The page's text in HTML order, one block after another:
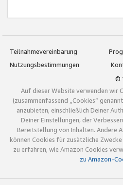
Teilnahmevereinbarung
Nutzungsbestimmungen
©
Auf dieser Website verwenden wir
(zusammenfassend „Cookies“
anzubieten, einschließlich Deiner
Deiner Einstellungen, der
Bereitstellung von Inhalten. Andere
können Cookies für zusätzliche
zu erfahren, wie Amazon Cookies
zu Amazon-